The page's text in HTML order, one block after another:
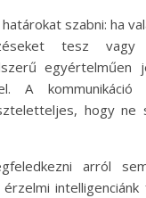
szabni: ha
tesz vagy
egyértelműen
A kommunikáció
hogy ne
arról
érzelmi